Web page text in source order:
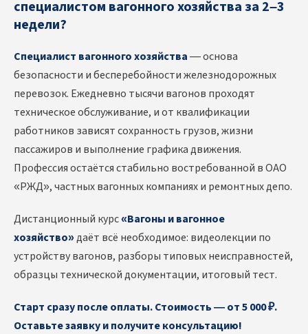
специалистом вагонного хозяйства за 2–3
недели?
Специалист вагонного хозяйства— основа
безопасности и бесперебойности железнодорожных
перевозок. Ежедневно тысячи вагонов проходят
техническое обслуживание, и от квалификации
работников зависят сохранность грузов, жизни
пассажиров и выполнение графика движения.
Профессия остаётся стабильно востребованной в ОАО
«РЖД», частных вагонных компаниях и ремонтных депо.
Дистанционный курс«Вагоны и вагонное
хозяйство»даёт всё необходимое: видеолекции по
устройству вагонов, разборы типовых неисправностей,
образцы технической документации, итоговый тест.
Старт сразу после оплаты. Стоимость — от 5 000 ₽.
Оставьте заявку и получите консультацию!